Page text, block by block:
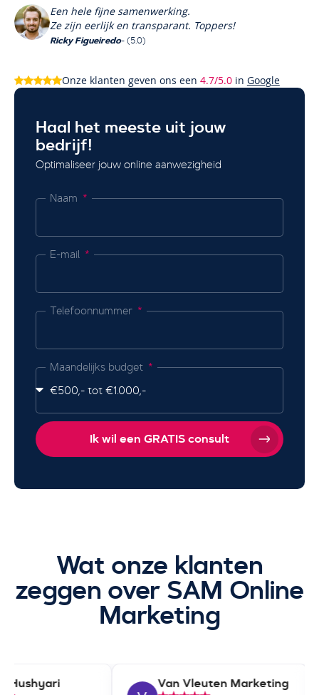
Een hele fijne samenwerking.
Ze zijn eerlijk en transparant. Toppers!
Ricky Figueiredo- (5.0)
Onze klanten geven ons een 4.7/5.0in Google
Haal het meeste uit jouw
bedrijf!
Optimaliseer jouw online aanwezigheid
Naam
E-mail
Telefoonnummer
Maandelijks budget
Ik wil een GRATIS consult
Wat onze klanten
zeggen over SAM Online
Marketing
Van Vleuten Marketing